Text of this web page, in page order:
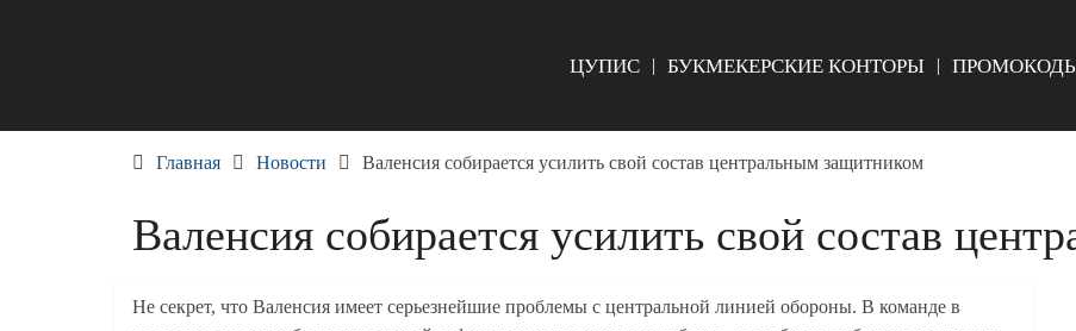
ЦУПИС БУКМЕКЕРСКИЕ КОНТОРЫ
Главная Новости Валенсия собирается усилить свой состав центральным защитником
Валенсия собирается усилить свой состав
Не секрет, что Валенсия имеет серьезнейшие проблемы с центральной линией обороны. В команде в